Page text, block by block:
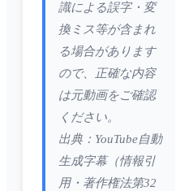
識による誤字・変
換ミス等が含まれ
る場合があります
ので、正確な内容
は元動画をご確認
ください。
出典：YouTube自動
生成字幕（情報引
用・著作権法第32